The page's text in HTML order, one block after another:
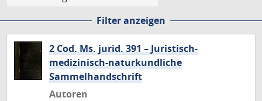
Filter anzeigen
2 Cod. Ms. jurid. 391 – Juristisch-
medizinisch-naturkundliche
Sammelhandschrift
Autoren